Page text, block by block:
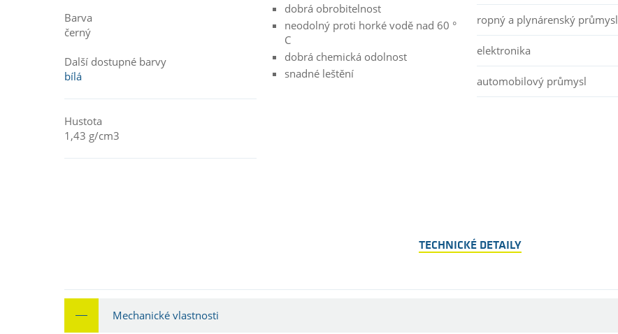
Barva
černý
Další dostupné barvy
bílá
Hustota
1,43 g/cm3
dobrá obrobitelnost
neodolný proti horké vodě nad 60 °
C
dobrá chemická odolnost
snadné leštění
ropný a plynárenský průmysl
elektronika
automobilový průmysl
TECHNICKÉ DETAILY
Mechanické vlastnosti